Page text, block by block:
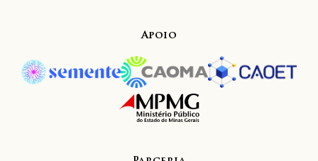
Apoio